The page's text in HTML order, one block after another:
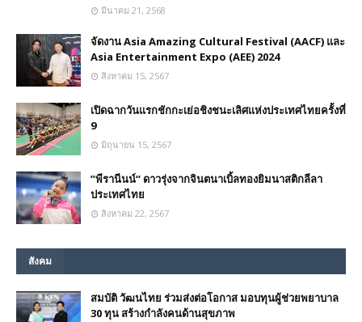
มีนาคม 21, 2568
จัดงาน Asia Amazing Cultural Festival (AACF) และ
Asia Entertainment Expo (AEE) 2024
สิงหาคม 15, 2567
เปิดฉากวันแรกชักกะเย่อชิงชนะเลิศแห่งประเทศไทยครั้งที่
9
มิถุนายน 15, 2567
”พีรานีนน์“​ ดาวรุ่งจากจินตนาเบิ้ลทองยิมนาสติกลีลา
ประเทศไทย
สิงหาคม 22, 2567
สังคม
สมบัติ วัฒนไทย ร่วมส่งต่อโอกาส มอบทุนผู้ช่วยพยาบาล
30 ทุน สร้างกำลังคนด้านสุขภาพ